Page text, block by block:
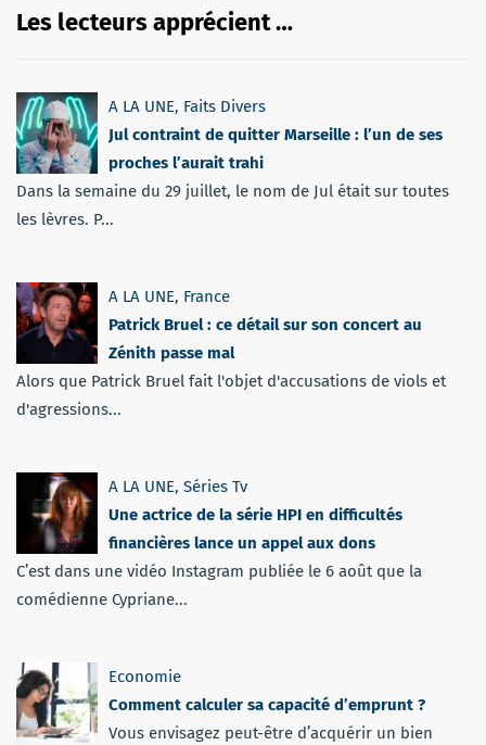
Les lecteurs apprécient …
A LA UNE, Faits Divers
Jul contraint de quitter Marseille : l’un de ses
proches l’aurait trahi
Dans la semaine du 29 juillet, le nom de Jul était sur toutes
les lèvres. P...
A LA UNE, France
Patrick Bruel : ce détail sur son concert au
Zénith passe mal
Alors que Patrick Bruel fait l'objet d'accusations de viols et
d'agressions...
A LA UNE, Séries Tv
Une actrice de la série HPI en difficultés
financières lance un appel aux dons
C’est dans une vidéo Instagram publiée le 6 août que la
comédienne Cypriane...
Economie
Comment calculer sa capacité d’emprunt ?
Vous envisagez peut-être d’acquérir un bien